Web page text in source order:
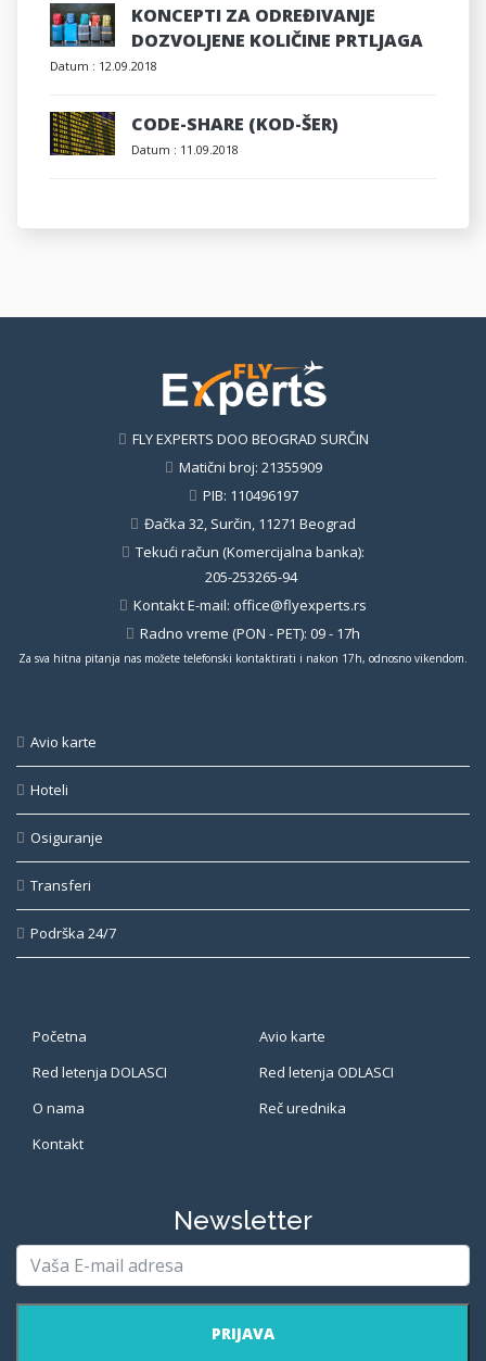
KONCEPTI ZA ODREĐIVANJE
DOZVOLJENE KOLIČINE PRTLJAGA
Datum : 12.09.2018
CODE-SHARE (KOD-ŠER)
Datum : 11.09.2018
FLY EXPERTS DOO BEOGRAD SURČIN
Matični broj: 21355909
PIB: 110496197
Đačka 32, Surčin, 11271 Beograd
Tekući račun (Komercijalna banka):
205-253265-94
Kontakt E-mail: office@flyexperts.rs
Radno vreme (PON - PET): 09 - 17h
Za sva hitna pitanja nas možete telefonski kontaktirati i nakon 17h, odnosno vikendom.
Avio karte
Hoteli
Osiguranje
Transferi
Podrška 24/7
Početna
Avio karte
Red letenja DOLASCI
Red letenja ODLASCI
O nama
Reč urednika
Kontakt
Newsletter
PRIJAVA